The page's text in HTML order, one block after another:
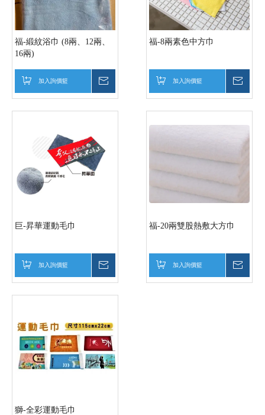
福-緞紋浴巾 (8兩、12兩、
16兩)
加入詢價籃
福-8兩素色中方巾
加入詢價籃
巨-昇華運動毛巾
加入詢價籃
福-20兩雙股熱敷大方巾
加入詢價籃
獅-全彩運動毛巾